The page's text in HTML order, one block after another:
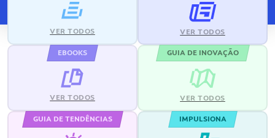
VER TODOS VER TODOS
EBOOKS
VER TODOS
GUIA DE INOVAÇÃO
VER TODOS
GUIA DE TENDÊNCIAS IMPULSIONA